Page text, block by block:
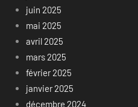
juin 2025
mai 2025
avril 2025
mars 2025
février 2025
janvier 2025
décembre 2024